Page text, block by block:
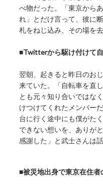
べ物だった。「東京から
れ」とだけ言って、彼に
札をねじ込み、その場を
■Twitterから駆け付けて
翌朝、起きると昨日のお
来ていた。「自転車を直
とも元々知り合いではな
けつけてくれたメンバー
台に行く途中にも僕がた
できない想いを、ありが
感謝した」と武士さんは話
■被災地出身で東京在住者